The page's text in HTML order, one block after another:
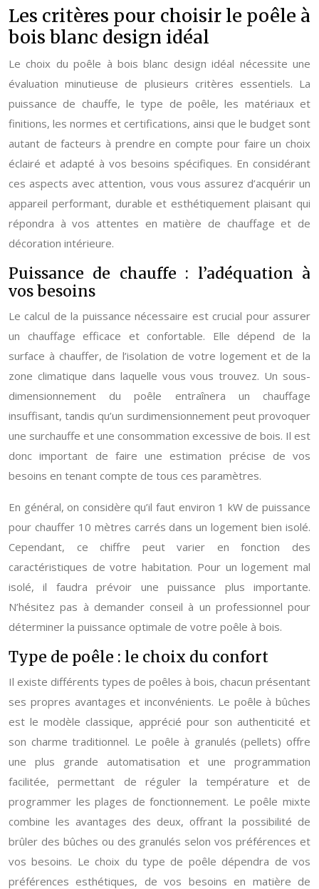
Les critères pour choisir le poêle à
bois blanc design idéal
Le choix du poêle à bois blanc design idéal nécessite une
évaluation minutieuse de plusieurs critères essentiels. La
puissance de chauffe, le type de poêle, les matériaux et
finitions, les normes et certifications, ainsi que le budget sont
autant de facteurs à prendre en compte pour faire un choix
éclairé et adapté à vos besoins spécifiques. En considérant
ces aspects avec attention, vous vous assurez d’acquérir un
appareil performant, durable et esthétiquement plaisant qui
répondra à vos attentes en matière de chauffage et de
décoration intérieure.
Puissance de chauffe : l’adéquation à
vos besoins
Le calcul de la puissance nécessaire est crucial pour assurer
un chauffage efficace et confortable. Elle dépend de la
surface à chauffer, de l’isolation de votre logement et de la
zone climatique dans laquelle vous vous trouvez. Un sous-
dimensionnement du poêle entraînera un chauffage
insuffisant, tandis qu’un surdimensionnement peut provoquer
une surchauffe et une consommation excessive de bois. Il est
donc important de faire une estimation précise de vos
besoins en tenant compte de tous ces paramètres.
En général, on considère qu’il faut environ 1 kW de puissance
pour chauffer 10 mètres carrés dans un logement bien isolé.
Cependant, ce chiffre peut varier en fonction des
caractéristiques de votre habitation. Pour un logement mal
isolé, il faudra prévoir une puissance plus importante.
N’hésitez pas à demander conseil à un professionnel pour
déterminer la puissance optimale de votre poêle à bois.
Type de poêle : le choix du confort
Il existe différents types de poêles à bois, chacun présentant
ses propres avantages et inconvénients. Le poêle à bûches
est le modèle classique, apprécié pour son authenticité et
son charme traditionnel. Le poêle à granulés (pellets) offre
une plus grande automatisation et une programmation
facilitée, permettant de réguler la température et de
programmer les plages de fonctionnement. Le poêle mixte
combine les avantages des deux, offrant la possibilité de
brûler des bûches ou des granulés selon vos préférences et
vos besoins. Le choix du type de poêle dépendra de vos
préférences esthétiques, de vos besoins en matière de